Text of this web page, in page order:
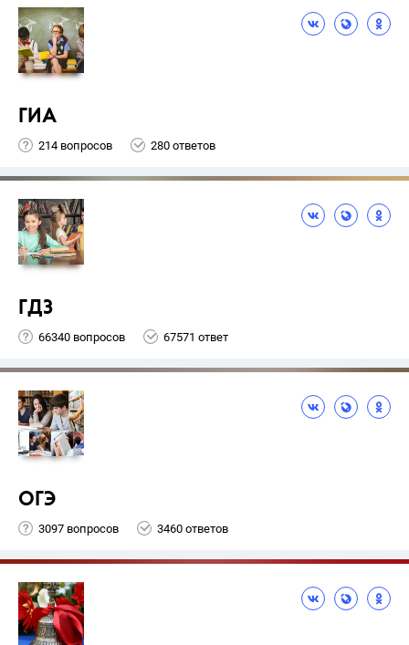
ГИА
214 вопросов 280 ответов
ГДЗ
66340 вопросов 67571 ответ
ОГЭ
3097 вопросов 3460 ответов